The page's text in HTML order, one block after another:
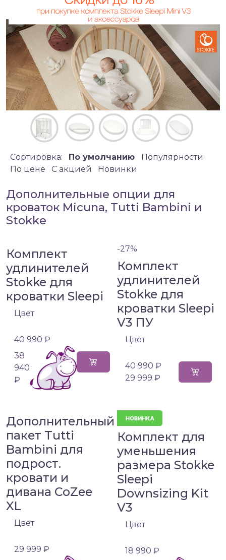
Сортировка: По умолчанию
Популярности
По цене
C акцией Новинки
Дополнительные опции для
кроваток Micuna, Tutti Bambini и
Stokke
Комплект
удлинителей
Stokke для
кроватки Sleepi
Цвет
40 990 ₽
38
940
₽
-27%
Комплект
удлинителей
Stokke для
кроватки Sleepi
V3 ПУ
Цвет
40 990 ₽
29 999 ₽
Дополнительный
пакет Tutti
Bambini для
подрост.
кровати и
дивана CoZee
XL
Цвет
29 999 ₽
Комплект для
уменьшения
размера Stokke
Sleepi
Downsizing Kit
V3
Цвет
18 990 ₽